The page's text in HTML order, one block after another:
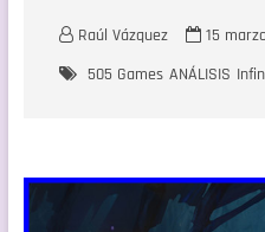
Raúl Vázquez
15
505 Games ANÁLISIS